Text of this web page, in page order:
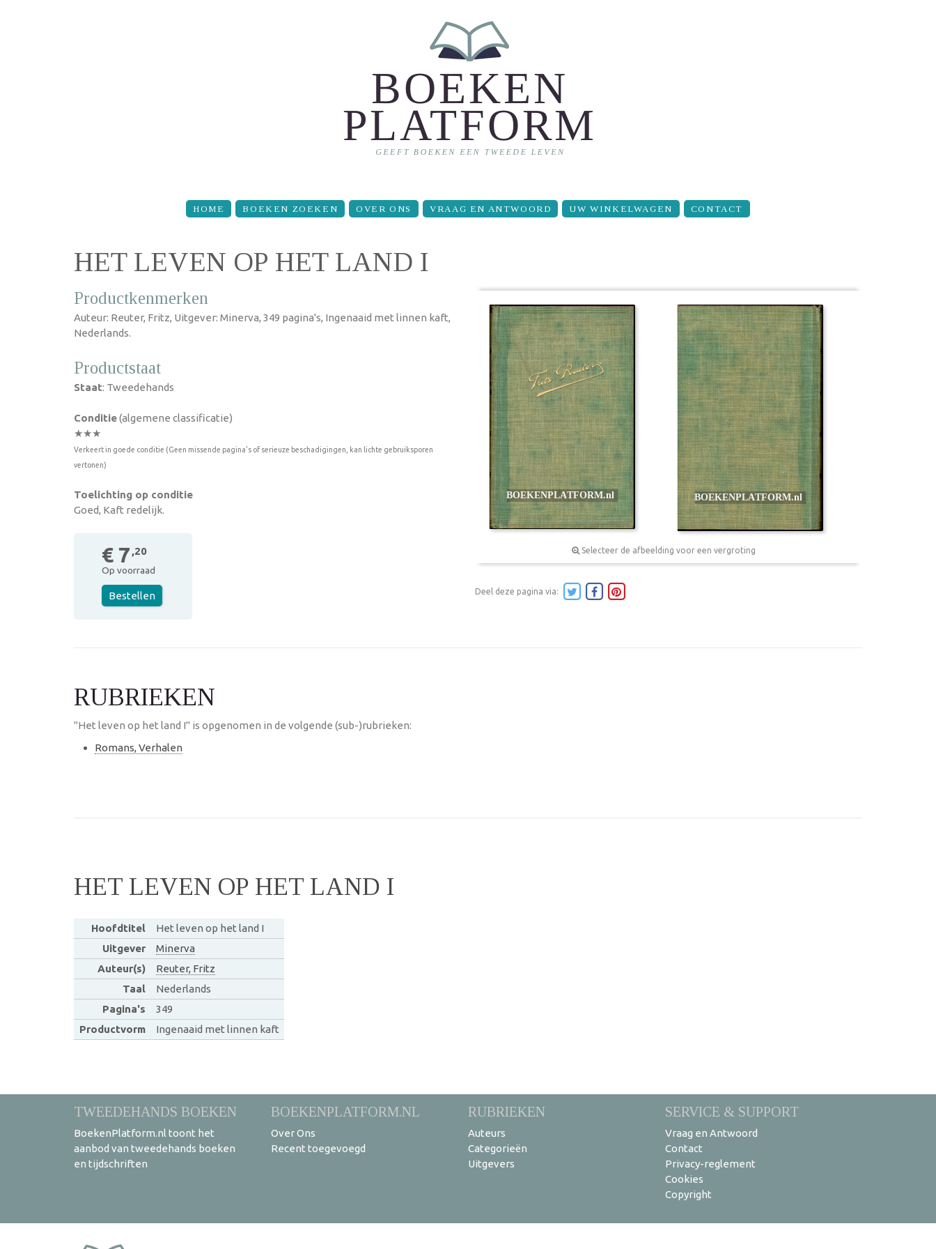
HOME BOEKEN ZOEKEN OVER ONS VRAAG EN ANTWOORD UW WINKELWAGEN CONTACT
HET LEVEN OP HET LAND I
Productkenmerken
Auteur: Reuter, Fritz, Uitgever: Minerva, 349 pagina's, Ingenaaid met linnen kaft,
Nederlands.
Productstaat
Staat: Tweedehands
Conditie(algemene classificatie)
★★★
Verkeert in goede conditie (Geen missende pagina's of serieuze beschadigingen, kan lichte gebruiksporen
vertonen)
Toelichting op conditie
Goed, Kaft redelijk.
€ 7 ,20
Op voorraad
Bestellen
Selecteer de afbeelding voor een vergroting
Deel deze pagina via:
RUBRIEKEN
"Het leven op het land I" is opgenomen in de volgende (sub-)rubrieken:
Romans, Verhalen
HET LEVEN OP HET LAND I
Hoofdtitel
Het leven op het land I
Uitgever
Minerva
Auteur(s)
Reuter, Fritz
Taal
Nederlands
Pagina's
349
Productvorm
Ingenaaid met linnen kaft
TWEEDEHANDS BOEKEN
BoekenPlatform.nl toont het
aanbod van tweedehands boeken
en tijdschriften
BOEKENPLATFORM.NL
Over Ons
Recent toegevoegd
RUBRIEKEN
Auteurs
Categorieën
Uitgevers
SERVICE & SUPPORT
Vraag en Antwoord
Contact
Privacy-reglement
Cookies
Copyright